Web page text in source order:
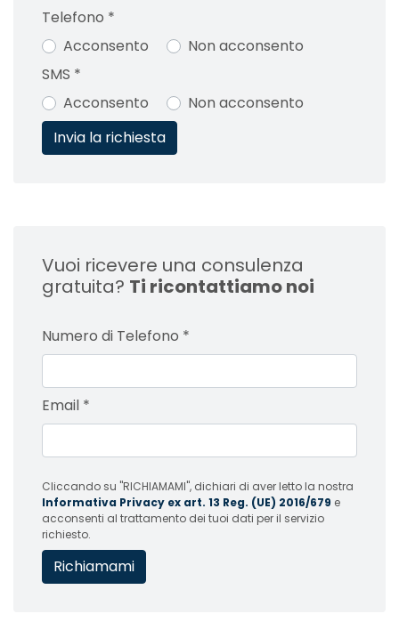
Telefono *
Acconsento
Non acconsento
SMS *
Acconsento
Non acconsento
Vuoi ricevere una consulenza
gratuita? Ti ricontattiamo noi
Numero di Telefono *
Email *
Cliccando su "RICHIAMAMI", dichiari di aver letto la nostra
Informativa Privacy ex art. 13 Reg. (UE) 2016/679 e
acconsenti al trattamento dei tuoi dati per il servizio
richiesto.